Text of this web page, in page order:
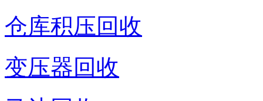
仓库积压回收
变压器回收